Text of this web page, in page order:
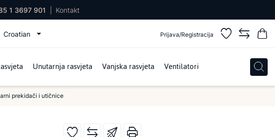
1 3697 901 Kontakt
Croatian Prijava/Registracija
Unutarnja rasvjeta Vanjska rasvjeta Ventilatori
prekidači i utičnice